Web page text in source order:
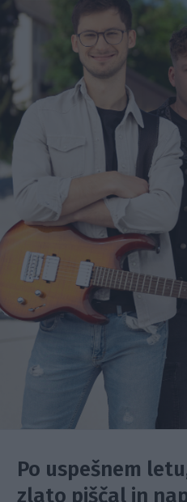
Po uspešnem
zlato piščal in